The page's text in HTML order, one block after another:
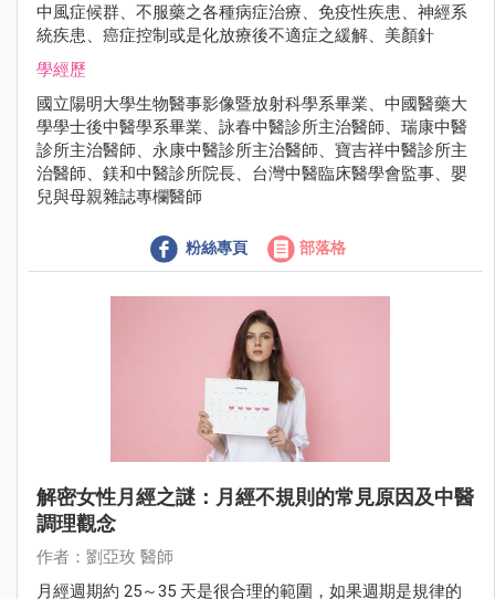
中風症候群、不服藥之各種病症治療、免疫性疾患、神經系
統疾患、癌症控制或是化放療後不適症之緩解、美顏針
學經歷
國立陽明大學生物醫事影像暨放射科學系畢業、中國醫藥大
學學士後中醫學系畢業、詠春中醫診所主治醫師、瑞康中醫
診所主治醫師、永康中醫診所主治醫師、寶吉祥中醫診所主
治醫師、鎂和中醫診所院長、台灣中醫臨床醫學會監事、嬰
兒與母親雜誌專欄醫師
粉絲專頁 部落格
解密女性月經之謎：月經不規則的常見原因及中醫
調理觀念
作者：劉亞玫 醫師
月經週期約 25～35 天是很合理的範圍，如果週期是規律的